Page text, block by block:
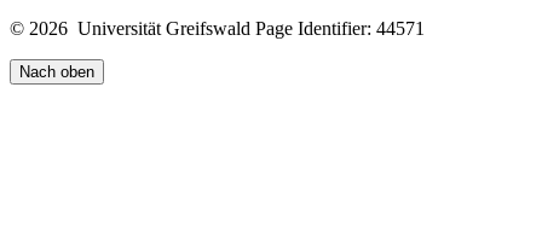
© 2026 Universität Greifswald Page Identifier: 44571
Nach oben